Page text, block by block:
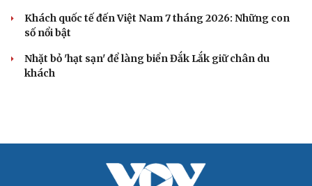
Khách quốc tế đến Việt Nam 7 tháng 2026: Những con
số nổi bật
Nhặt bỏ 'hạt sạn' để làng biển Đắk Lắk giữ chân du
khách